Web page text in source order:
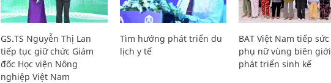
GS.TS Nguyễn Thị Lan
tiếp tục giữ chức Giám
đốc Học viện Nông
nghiệp Việt Nam
Tìm hướng phát triển du
lịch y tế
BAT Việt Nam tiếp sức
phụ nữ vùng biên giới
phát triển sinh kế